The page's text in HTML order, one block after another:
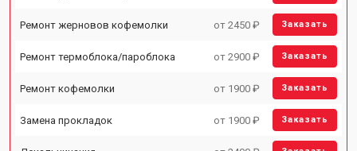
Ремонт жерновов кофемолки от 2450 ₽ Заказать
Ремонт термоблока/пароблока от 2900 ₽ Заказать
Ремонт кофемолки от 1900 ₽ Заказать
Замена прокладок от 1900 ₽ Заказать